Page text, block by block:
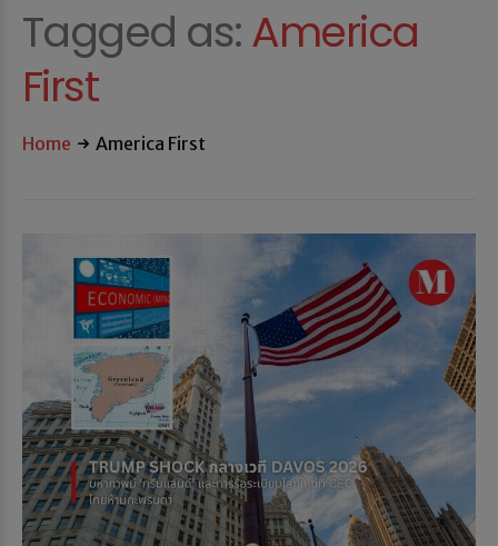
Tagged as:America
First
Home America First